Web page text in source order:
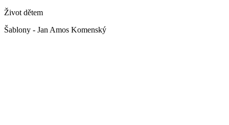
Život dětem
Šablony - Jan Amos Komenský